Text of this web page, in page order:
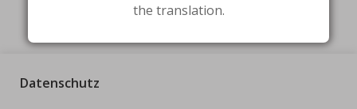
Datenschutz
the translation.